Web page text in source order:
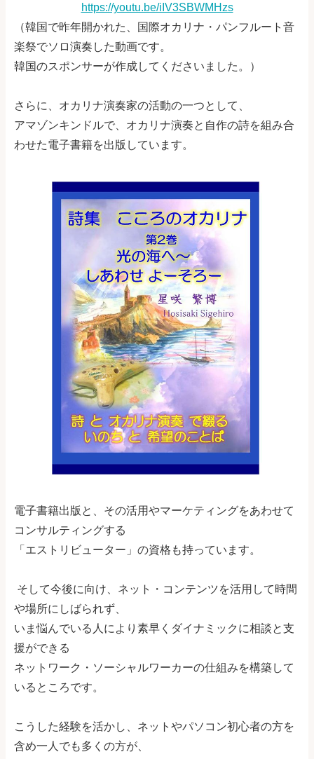
https://youtu.be/iIV3SBWMHzs
（韓国で昨年開かれた、国際オカリナ・パンフルート音
楽祭でソロ演奏した動画です。
韓国のスポンサーが作成してくださいました。）
さらに、オカリナ演奏家の活動の一つとして、
アマゾンキンドルで、オカリナ演奏と自作の詩を組み合
わせた電子書籍を出版しています。
電子書籍出版と、その活用やマーケティングをあわせて
コンサルティングする
「エストリビューター」の資格も持っています。
そして今後に向け、ネット・コンテンツを活用して時間
や場所にしばられず、
いま悩んでいる人により素早くダイナミックに相談と支
援ができる
ネットワーク・ソーシャルワーカーの仕組みを構築して
いるところです。
こうした経験を活かし、ネットやパソコン初心者の方を
含め一人でも多くの方が、